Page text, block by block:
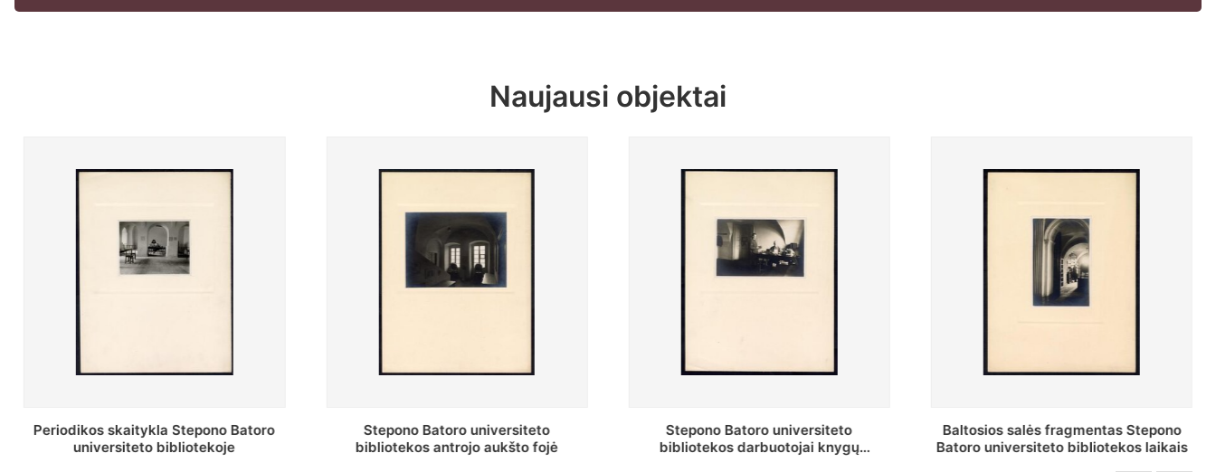
Naujausi objektai
Stepono Batoro universiteto
bibliotekos antrojo aukšto fojė
Stepono Batoro universiteto
bibliotekos darbuotojai knygų
Baltosios salės fragmentas Stepono
Batoro universiteto bibliotekos laikais
Stepono Batoro universiteto
bibliotekos Rankraščių